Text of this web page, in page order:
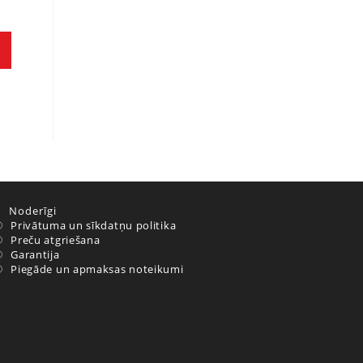
Noderīgi
Privātuma un sīkdatņu politika
Preču atgriešana
Garantija
Piegāde un apmaksas noteikumi